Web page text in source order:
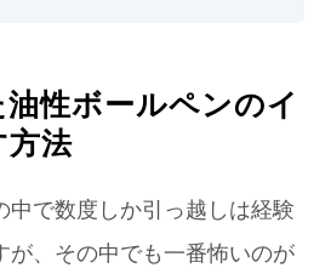
性ボールペンのイ
法
中で数度しか引っ越しは経験
が、その中でも一番怖いのが